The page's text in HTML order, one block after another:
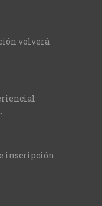
volverá
inscripción